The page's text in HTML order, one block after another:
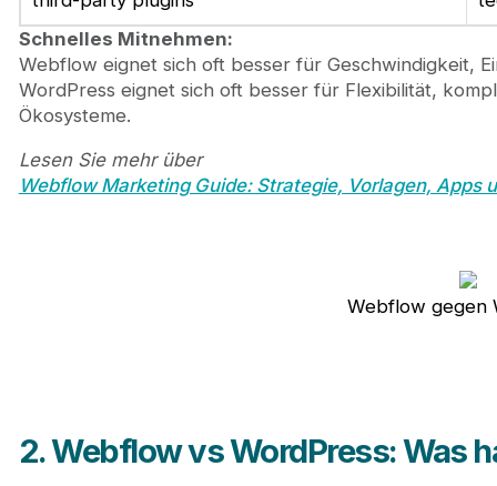
Schnelles Mitnehmen:
Webflow eignet sich oft besser für Geschwindigkeit,
WordPress eignet sich oft besser für Flexibilität,
Ökosysteme.
Lesen Sie mehr über
Webflow Marketing Guide: Strategie, Vorlagen, Apps
Webflow gegen
2. Webflow vs WordPress: Was